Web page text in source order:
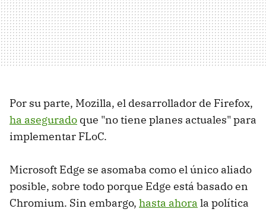
Por su parte, Mozilla, el desarrollador de Firefox,
ha asegurado que "no tiene planes actuales" para
implementar FLoC.
Microsoft Edge se asomaba como el único aliado
posible, sobre todo porque Edge está basado en
Chromium. Sin embargo, hasta ahora la política